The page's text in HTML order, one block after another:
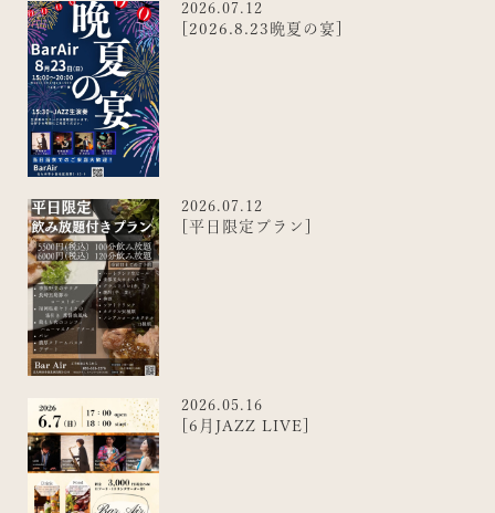
2026.07.12
[2026.8.23晩夏の宴]
2026.07.12
[平日限定プラン]
2026.05.16
[6月JAZZ LIVE]